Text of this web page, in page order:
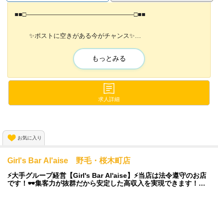
◇給与全額日払い可能
◇交通費支給
まずは気軽にお問い合わせだけでも◎
1人だと不安な方はお友達との応募も大丈夫！
まだまだスタッフを大募集中です！！！
■■□―――――――――――――――――□■■
✨ポストに空きがある今がチャンス✨
■■□―――――――――――――――――□■■
頑張り次第で1ヵ月ほどで店長になることも可能🔥
独立支援制度があるので
将来、自分のお店を持ちたい方にはお勧めです💫
もっとみる
求人詳細
お気に入り
Girl's Bar Al'aise 野毛・桜木町店
⚡大手グループ経営【Girl's Bar Al'aise】⚡当店は法令遵守のお店
です！🕶集客力が抜群だから安定した高収入を実現できます！🌟